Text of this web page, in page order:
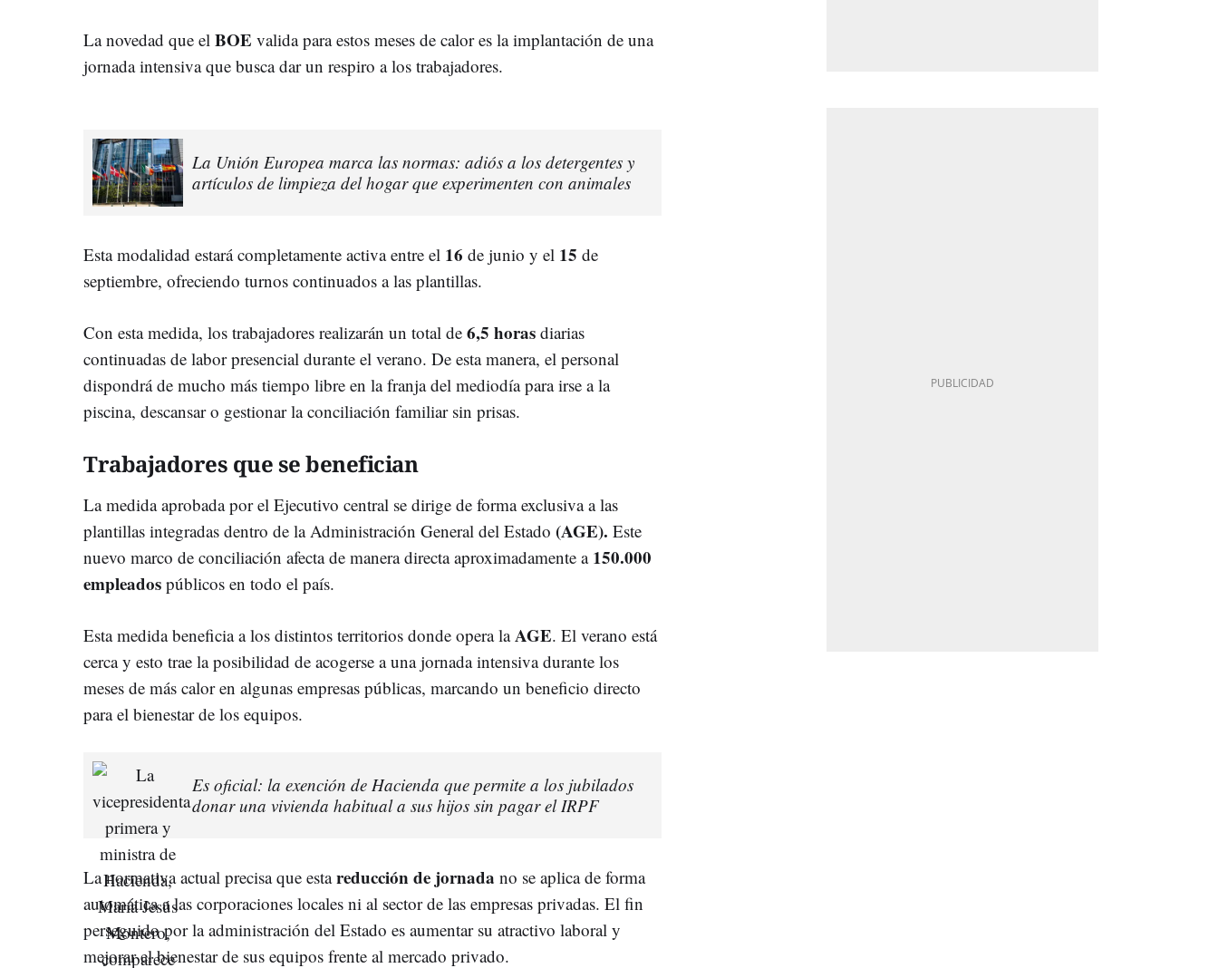
La novedad que el BOE valida para estos meses de calor es la implantación de una
jornada intensiva que busca dar un respiro a los trabajadores.
La Unión Europea marca las normas: adiós a los detergentes y
artículos de limpieza del hogar que experimenten con animales
Esta modalidad estará completamente activa entre el 16 de junio y el 15 de
septiembre, ofreciendo turnos continuados a las plantillas.
Con esta medida, los trabajadores realizarán un total de 6,5 horas diarias
continuadas de labor presencial durante el verano. De esta manera, el personal
dispondrá de mucho más tiempo libre en la franja del mediodía para irse a la
piscina, descansar o gestionar la conciliación familiar sin prisas.
Trabajadores que se benefician
La medida aprobada por el Ejecutivo central se dirige de forma exclusiva a las
plantillas integradas dentro de la Administración General del Estado (AGE). Este
nuevo marco de conciliación afecta de manera directa aproximadamente a 150.000
empleados públicos en todo el país.
Esta medida beneficia a los distintos territorios donde opera laAGE. El verano está
cerca y esto trae la posibilidad de acogerse a una jornada intensiva durante los
meses de más calor en algunas empresas públicas, marcando un beneficio directo
para el bienestar de los equipos.
Es oficial: la exención de Hacienda que permite a los jubilados
donar una vivienda habitual a sus hijos sin pagar el IRPF
La normativa actual precisa que estareducción de jornada no se aplica de forma
automática a las corporaciones locales ni al sector de las empresas privadas. El fin
perseguido por la administración del Estado es aumentar su atractivo laboral y
mejorar el bienestar de sus equipos frente al mercado privado.